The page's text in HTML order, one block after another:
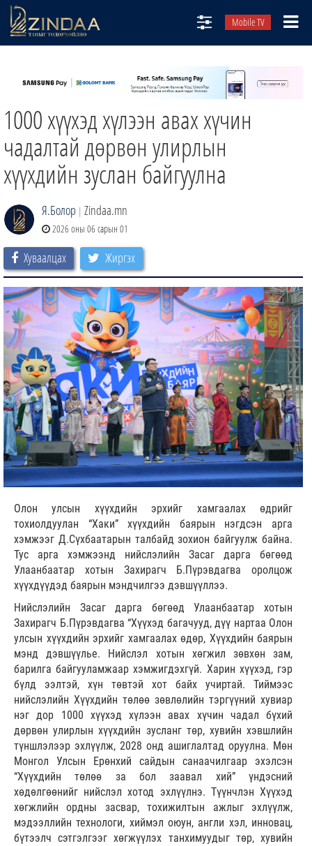
Mobile TV
ТВ8
ӨГЛӨӨНИЙ СОНИН
АУДИО ЗОХИОЛ
ЗИНДАА СЭТГҮҮЛ
1000 хүүхэд хүлээн авах хүчин
чадалтай дөрвөн улирлын
хүүхдийн зуслан байгуулна
Я.Болор | Zindaa.mn
2026 оны 06 сарын 01
Хуваалцах Жиргэх
Олон улсын хүүхдийн эрхийг хамгаалах өдрийг
тохиолдуулан “Хаки” хүүхдийн баярын нэгдсэн арга
хэмжээг Д.Сүхбаатарын талбайд зохион байгуулж байна.
Тус арга хэмжээнд нийслэлийн Засаг дарга бөгөөд
Улаанбаатар хотын Захирагч Б.Пүрэвдагва оролцож
хүүхдүүдэд баярын мэндчилгээ дэвшүүллээ.
Нийслэлийн Засаг дарга бөгөөд Улаанбаатар хотын
Захирагч Б.Пүрэвдагва “Хүүхэд багачууд, дүү нартаа Олон
улсын хүүхдийн эрхийг хамгаалах өдөр, Хүүхдийн баярын
мэнд дэвшүүлье. Нийслэл хотын хөгжил зөвхөн зам,
барилга байгууламжаар хэмжигдэхгүй. Харин хүүхэд, гэр
бүлд ээлтэй, хүн төвтэй хот байх учиртай. Тиймээс
нийслэлийн Хүүхдийн төлөө зөвлөлийн тэргүүний хувиар
нэг дор 1000 хүүхэд хүлээн авах хүчин чадал бүхий
дөрвөн улирлын хүүхдийн зусланг төр, хувийн хэвшлийн
түншлэлээр эхлүүлж, 2028 онд ашиглалтад оруулна. Мөн
Монгол Улсын Ерөнхий сайдын санаачилгаар эхэлсэн
“Хүүхдийн төлөө за бол заавал хий” үндэсний
хөдөлгөөнийг нийслэл хотод эхлүүлнэ. Түүнчлэн Хүүхэд
хөгжлийн ордны засвар, тохижилтын ажлыг эхлүүлж,
мэдээллийн технологи, хиймэл оюун, англи хэл, инновац,
бүтээлч сэтгэлгээг хөгжүүлэх танхимуудыг төр, хувийн